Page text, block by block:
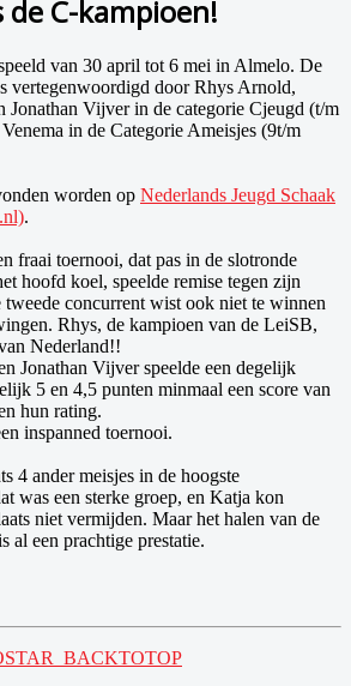
de C-kampioen!
van 30 april tot 6 mei in Almelo. De
vertegenwoordigd door Rhys Arnold,
Jonathan Vijver in de categorie Cjeugd (t/m
in de Categorie Ameisjes (9t/m
worden op Nederlands Jeugd Schaak
.
fraai toernooi, dat pas in de slotronde
hoofd koel, speelde remise tegen zijn
tweede concurrent wist ook niet te winnen
Rhys, de kampioen van de LeiSB,
Nederland!!
Jonathan Vijver speelde een degelijk
5 en 4,5 punten minmaal een score van
hun rating.
inspanned toernooi.
4 ander meisjes in de hoogste
was een sterke groep, en Katja kon
niet vermijden. Maar het halen van de
al een prachtige prestatie.